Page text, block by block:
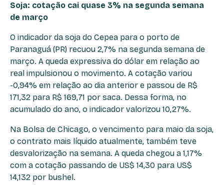
Soja: cotação cai quase 3% na segunda semana
de março
O indicador da soja do Cepea para o porto de
Paranaguá (PR) recuou 2,7% na segunda semana de
março. A queda expressiva do dólar em relação ao
real impulsionou o movimento. A cotação variou
-0,94% em relação ao dia anterior e passou de R$
171,32 para R$ 169,71 por saca. Dessa forma, no
acumulado do ano, o indicador valorizou 10,27%.
Na Bolsa de Chicago, o vencimento para maio da soja,
o contrato mais líquido atualmente, também teve
desvalorização na semana. A queda chegou a 1,17%
com a cotação passando de US$ 14,30 para US$
14,132 por bushel.